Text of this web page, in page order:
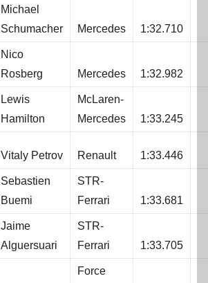
Michael
Schumacher
Mercedes 1:32.710
Nico
Rosberg
Mercedes 1:32.982
Lewis
Hamilton
McLaren-
Mercedes
1:33.245
Vitaly Petrov Renault 1:33.446
Sebastien
Buemi
STR-
Ferrari
1:33.681
Jaime
Alguersuari
STR-
Ferrari
1:33.705
Force